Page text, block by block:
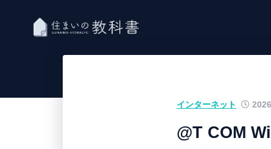
インターネット
@T COM